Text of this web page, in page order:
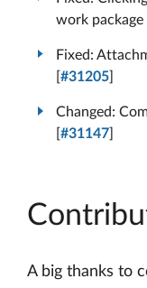
work package
Fixed:
#31205
Changed:
#31147
A big thanks to